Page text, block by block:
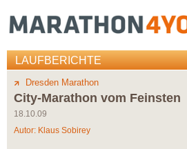
LAUFBERICHTE
Dresden Marathon
City-Marathon vom Feinsten
18.10.09
Autor: Klaus Sobirey